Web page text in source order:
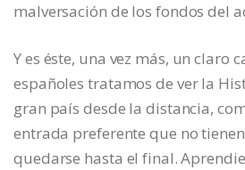
malversación de los fondos del
Y es éste, una vez más, un claro
españoles tratamos de ver la
gran país desde la distancia,
entrada preferente que no
quedarse hasta el final.